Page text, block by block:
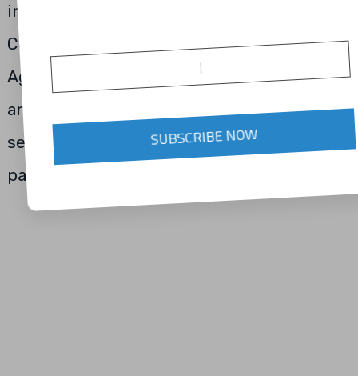
industriales del tequila, los integrantes del
Comité Nacional del Sistema Producto
Agave Tequila, además de reafirmarla,
anunciaron que para el siguiente año
sembrarán entre 80 y 85 millones de piñas
para suplir esta carencia.
SUBSCRIBE NOW